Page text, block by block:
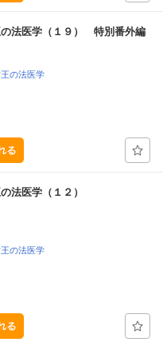
法医学（１９） 特別番外編
の法医学
法医学（１２）
の法医学